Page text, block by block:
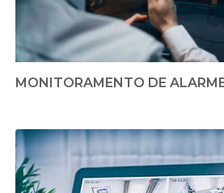
MONITORAMENTO DE